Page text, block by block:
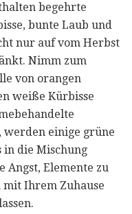
begehrte
bunte Laub und
nur auf vom Herbst
Nimm zum
von orangen
weiße Kürbisse
einige grüne
in die Mischung
Angst, Elemente zu
Ihrem Zuhause